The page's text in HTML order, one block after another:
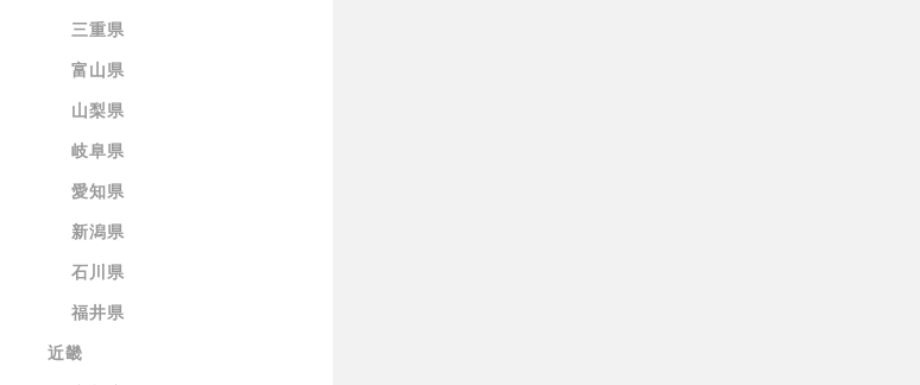
三重県
富山県
山梨県
岐阜県
愛知県
新潟県
石川県
福井県
近畿